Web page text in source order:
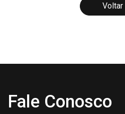
Voltar
Fale Conosco